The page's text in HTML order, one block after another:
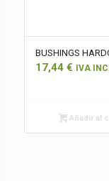
BUSHINGS
17,44 € IVA
Añadir al